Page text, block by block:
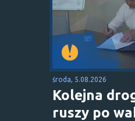
środa, 5.08.2026
Kolejna
ruszy po